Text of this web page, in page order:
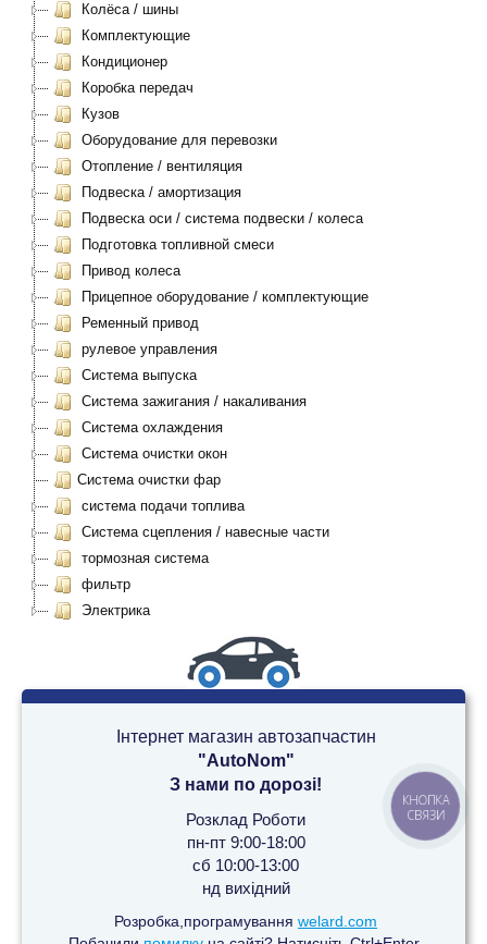
Колёса / шины
Комплектующие
Кондиционер
Коробка передач
Кузов
Оборудование для перевозки
Отопление / вентиляция
Подвеска / амортизация
Подвеска оси / система подвески / колеса
Подготовка топливной смеси
Привод колеса
Прицепное оборудование / комплектующие
Ременный привод
рулевое управления
Система выпуска
Система зажигания / накаливания
Система охлаждения
Система очистки окон
Система очистки фар
система подачи топлива
Система сцепления / навесные части
тормозная система
фильтр
Электрика
Інтернет магазин автозапчастин
"AutoNom"
З нами по дорозі!
Розклад Роботи
пн-пт 9:00-18:00
сб 10:00-13:00
нд вихідний
Розробка,програмування welard.com
КНОПКА
СВЯЗИ